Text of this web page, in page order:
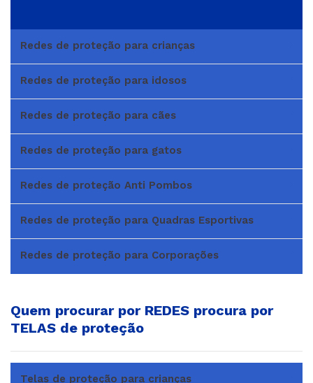
Redes de proteção para crianças
Redes de proteção para idosos
Redes de proteção para cães
Redes de proteção para gatos
Redes de proteção Anti Pombos
Redes de proteção para Quadras Esportivas
Redes de proteção para Corporações
Quem procurar por REDES procura por
TELAS de proteção
Telas de proteção para crianças